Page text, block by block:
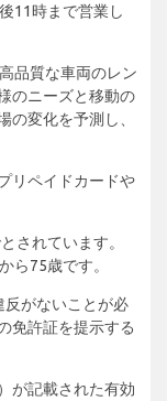
11時まで営業し
品質な車両のレン
のニーズと移動の
の変化を予測し、
リペイドカードや
されています。
ら75歳です。
反がないことが必
免許証を提示する
が記載された有効